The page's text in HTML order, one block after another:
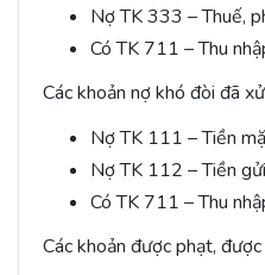
Nợ TK 333 – Thuế,
Có TK 711 – Thu
Các khoản nợ khó đòi đã
Nợ TK 111 – Tiền
Nợ TK 112 – Tiền
Có TK 711 – Thu
Các khoản được phạt,